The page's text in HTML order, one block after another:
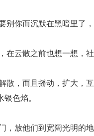
别你而沉默在黑暗里了
在云散之前也想一想，
散，而且摇动，扩大
色焰。
，放他们到宽阔光明的地